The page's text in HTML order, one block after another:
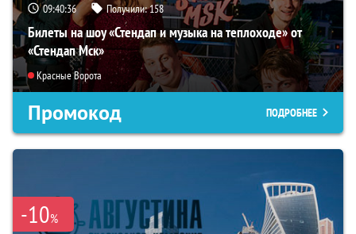
09:40:35 Получили:158
Билеты на шоу «Стендап и музыка на теплоходе» от
«Стендап Мск»
Красные Ворота
Промокод ПОДРОБНЕЕ
-10%